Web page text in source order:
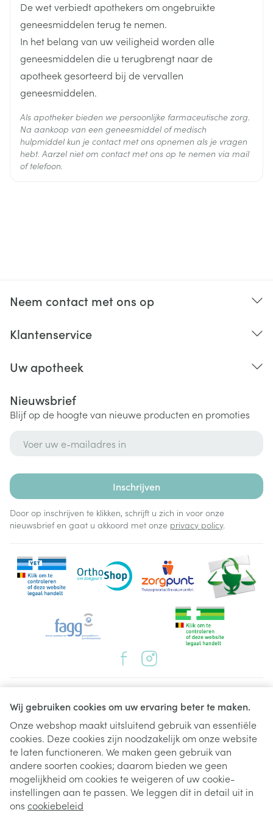
Wij gebruiken cookies om uw ervaring beter te maken.
Onze webshop maakt uitsluitend gebruik van essentiële
cookies. Deze cookies zijn noodzakelijk om onze website
te laten functioneren. We maken geen gebruik van
andere soorten cookies; daarom bieden we geen
mogelijkheid om cookies te weigeren of uw cookie-
instellingen aan te passen. We leggen dit in detail uit in
ons cookiebeleid
Actieve
Ingrediënten
haloperidol decanoaat
Behoud Kamertemperatuur (15°C - 25°C)
De wet verbiedt apothekers om ongebruikte
geneesmiddelen terug te nemen.
In het belang van uw veiligheid worden alle
geneesmiddelen die u terugbrengt naar de
apotheek gesorteerd bij de vervallen
geneesmiddelen.
Als apotheker bieden we persoonlijke farmaceutische zorg.
Na aankoop van een geneesmiddel of medisch
hulpmiddel kun je contact met ons opnemen als je vragen
hebt. Aarzel niet om contact met ons op te nemen via mail
of telefoon.
Neem contact met ons op
Klantenservice
Uw apotheek
Nieuwsbrief
Blijf op de hoogte van nieuwe producten en promoties
Inschrijven
Door op inschrijven te klikken, schrijft u zich in voor onze
nieuwsbrief en gaat u akkoord met onze privacy policy.
Juridische links